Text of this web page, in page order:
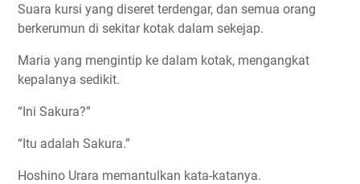
Suara kursi yang diseret terdengar, dan semua orang
berkerumun di sekitar kotak dalam sekejap.
Maria yang mengintip ke dalam kotak, mengangkat
kepalanya sedikit.
“Ini Sakura?”
“Itu adalah Sakura.”
Hoshino Urara memantulkan kata-katanya.